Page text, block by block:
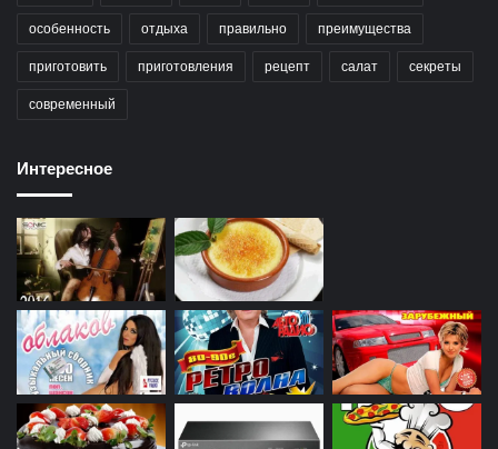
особенность отдыха правильно преимущества
приготовить приготовления рецепт салат секреты
современный
Интересное